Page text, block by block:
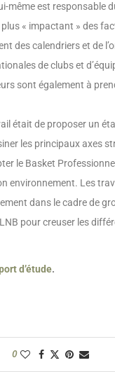
même est responsable
« impactant » des
des calendriers et de
de clubs et
sont également à
était de proposer un
les principaux axes
le Basket
environnement. Les
dans le cadre de
pour creuser les
d’étude.
0